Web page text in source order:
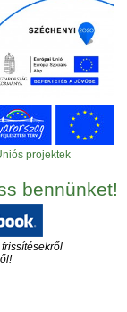
projektek
bennünket!